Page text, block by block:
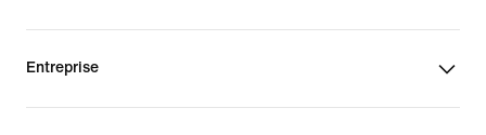
Entreprise